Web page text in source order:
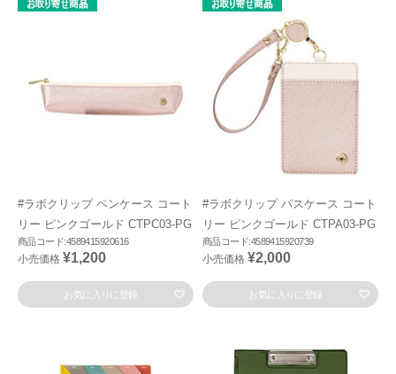
#ラボクリップ ペンケース コート
リー ピンクゴールド CTPC03-PG
商品コード:4589415920616
小売価格 ¥1,200
お気に入りに登録
#ラボクリップ パスケース コート
リー ピンクゴールド CTPA03-PG
商品コード:4589415920739
小売価格 ¥2,000
お気に入りに登録